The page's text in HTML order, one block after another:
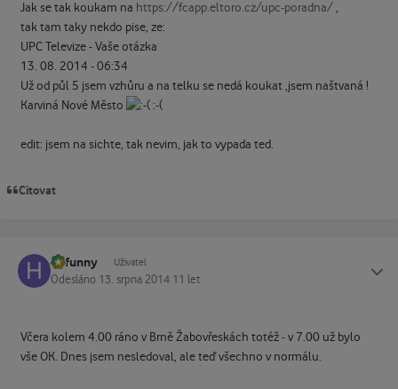
Jak se tak koukam na https://fcapp.eltoro.cz/upc-poradna/ ,
tak tam taky nekdo pise, ze:
UPC Televize - Vaše otázka
13. 08. 2014 - 06:34
Už od půl 5 jsem vzhůru a na telku se nedá koukat ,jsem naštvaná !
Karviná Nové Město
:-(
edit: jsem na sichte, tak nevim, jak to vypada ted.
Citovat
hpfunny Uživatel
Odesláno 13. srpna 2014 11 let
Včera kolem 4.00 ráno v Brně Žabovřeskách totéž - v 7.00 už bylo
vše OK. Dnes jsem nesledoval, ale teď všechno v normálu.